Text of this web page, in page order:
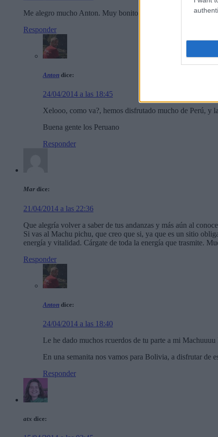
Me alegro mucho Anton. Muy bonito, contiua y disfruta.
Responder
Anton dice:
24/04/2014 a las 18:45
Xelooo, como va?, hemos disfrutado mucho de Perú, y
Buena gente los Peruano
Responder
Mar dice:
21/04/2014 a las 22:36
Que alegría volver a saber de tus andanzas y más aún al
Si vas al Machu pichu, que creo que si, ya que es un sitio
energía y vitalidad. Cárgate de toda la energía que trasmite.
Responder
Anton dice:
24/04/2014 a las 18:40
Le he dado muchos rcuerdos de tu parte a mi
En una semanita nos vamos para Bolivia, a disfrutar de
Responder
atx dice: